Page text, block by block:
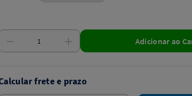
Adicionar ao
frete e prazo